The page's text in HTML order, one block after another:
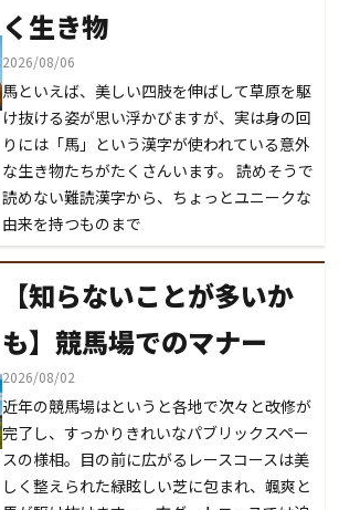
く生き物
2026/08/06
馬といえば、美しい四肢を伸ばして草原を駆
け抜ける姿が思い浮かびますが、実は身の回
りには「馬」という漢字が使われている意外
な生き物たちがたくさんいます。 読めそうで
読めない難読漢字から、ちょっとユニークな
由来を持つものまで
【知らないことが多いか
も】競馬場でのマナー
2026/08/02
近年の競馬場はというと各地で次々と改修が
完了し、すっかりきれいなパブリックスペー
スの様相。目の前に広がるレースコースは美
しく整えられた緑眩しい芝に包まれ、颯爽と